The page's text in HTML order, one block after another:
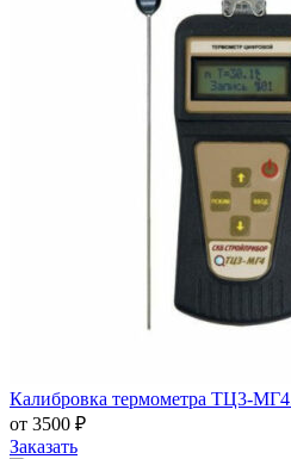
Калибровка термометра ТЦ3-
от 3500 ₽
Заказать